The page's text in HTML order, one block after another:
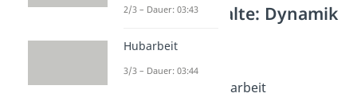
Weitere Inhalte: Dynamik
Arbeit (Physik)
Dauer: 04:39
Beschleunigungsarbeit
2/3 – Dauer: 03:43
Hubarbeit
3/3 – Dauer: 03:44